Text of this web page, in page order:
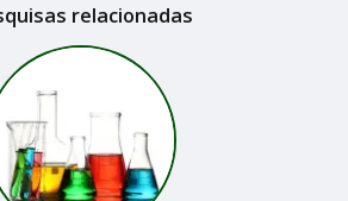
relacionadas